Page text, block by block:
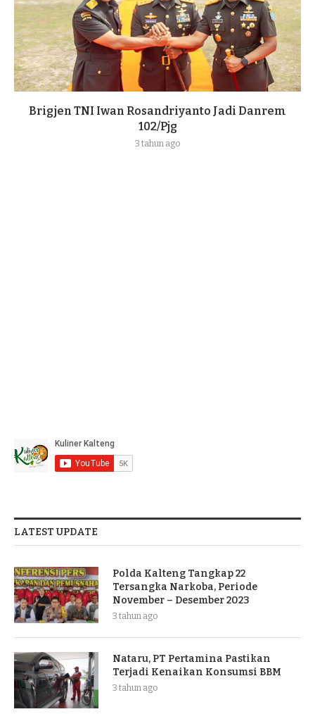
Brigjen TNI Iwan Rosandriyanto Jadi Danrem
102/Pjg
3 tahun ago
LATEST UPDATE
Polda Kalteng Tangkap 22
Tersangka Narkoba, Periode
November – Desember 2023
3 tahun ago
Nataru, PT Pertamina Pastikan
Terjadi Kenaikan Konsumsi BBM
3 tahun ago